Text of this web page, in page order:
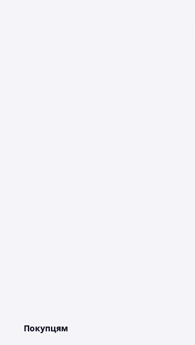
Покупцям